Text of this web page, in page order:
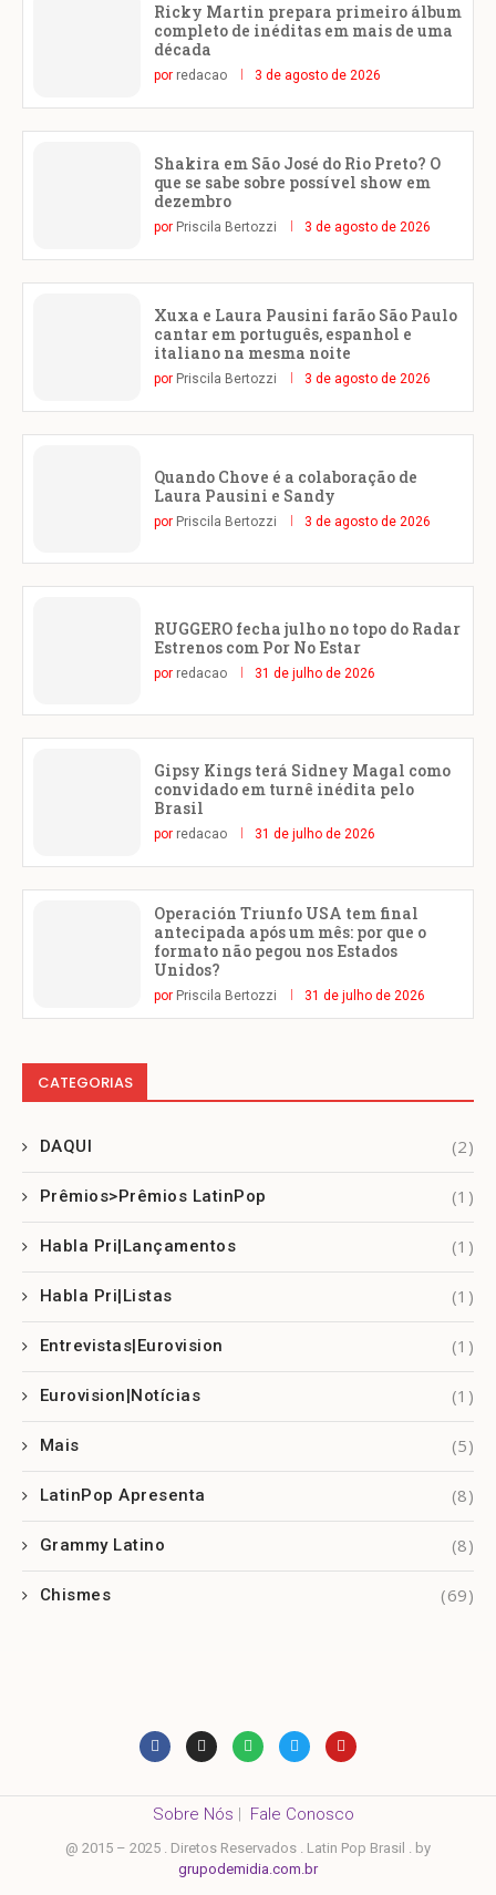
Ricky Martin prepara primeiro álbum
completo de inéditas em mais de uma
década
por redacao 3 de agosto de 2026
Shakira em São José do Rio Preto? O
que se sabe sobre possível show em
dezembro
por Priscila Bertozzi 3 de agosto de 2026
Xuxa e Laura Pausini farão São Paulo
cantar em português, espanhol e
italiano na mesma noite
por Priscila Bertozzi 3 de agosto de 2026
Quando Chove é a colaboração de
Laura Pausini e Sandy
por Priscila Bertozzi 3 de agosto de 2026
RUGGERO fecha julho no topo do Radar
Estrenos com Por No Estar
por redacao 31 de julho de 2026
Gipsy Kings terá Sidney Magal como
convidado em turnê inédita pelo
Brasil
por redacao 31 de julho de 2026
Operación Triunfo USA tem final
antecipada após um mês: por que o
formato não pegou nos Estados
Unidos?
por Priscila Bertozzi 31 de julho de 2026
CATEGORIAS
DAQUI (2)
Prêmios>Prêmios LatinPop (1)
Habla Pri|Lançamentos (1)
Habla Pri|Listas (1)
Entrevistas|Eurovision (1)
Eurovision|Notícias (1)
Mais (5)
LatinPop Apresenta (8)
Grammy Latino (8)
Chismes (69)
Sobre Nós | Fale Conosco
@ 2015 – 2025 . Diretos Reservados . Latin Pop Brasil . by
grupodemidia.com.br